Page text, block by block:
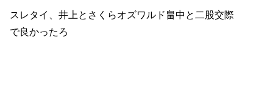
スレタイ、井上とさくらオズワルド畠中と二股交際
で良かったろ